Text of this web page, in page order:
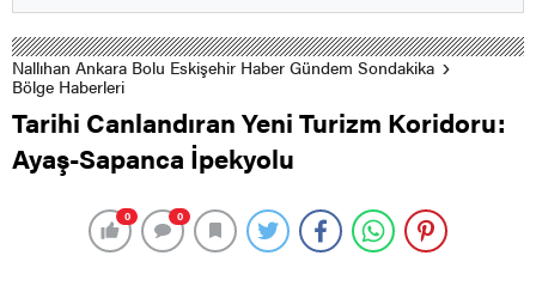
Nallıhan Ankara Bolu Eskişehir Haber Gündem Sondakika
Bölge Haberleri
Tarihi Canlandıran Yeni Turizm Koridoru:
Ayaş-Sapanca İpekyolu
0 0